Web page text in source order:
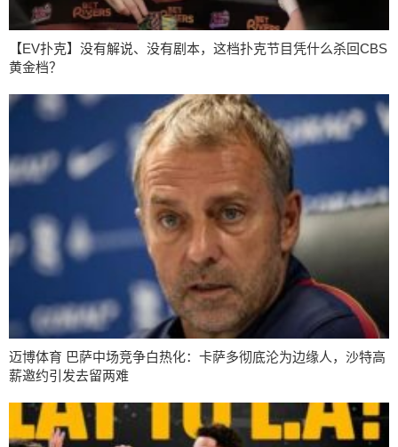
【EV扑克】没有解说、没有剧本，这档扑克节目凭什么杀回CBS
黄金档？
迈博体育 巴萨中场竞争白热化：卡萨多彻底沦为边缘人，沙特高
薪邀约引发去留两难